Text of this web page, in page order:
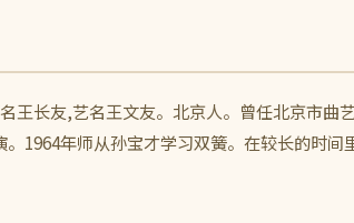
王长友,艺名王文友。北京人。曾任北京市曲
。1964年师从孙宝才学习双簧。在较长的时